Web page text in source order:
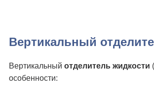
Вертикальный
Вертикальный отделитель жидкости
особенности: